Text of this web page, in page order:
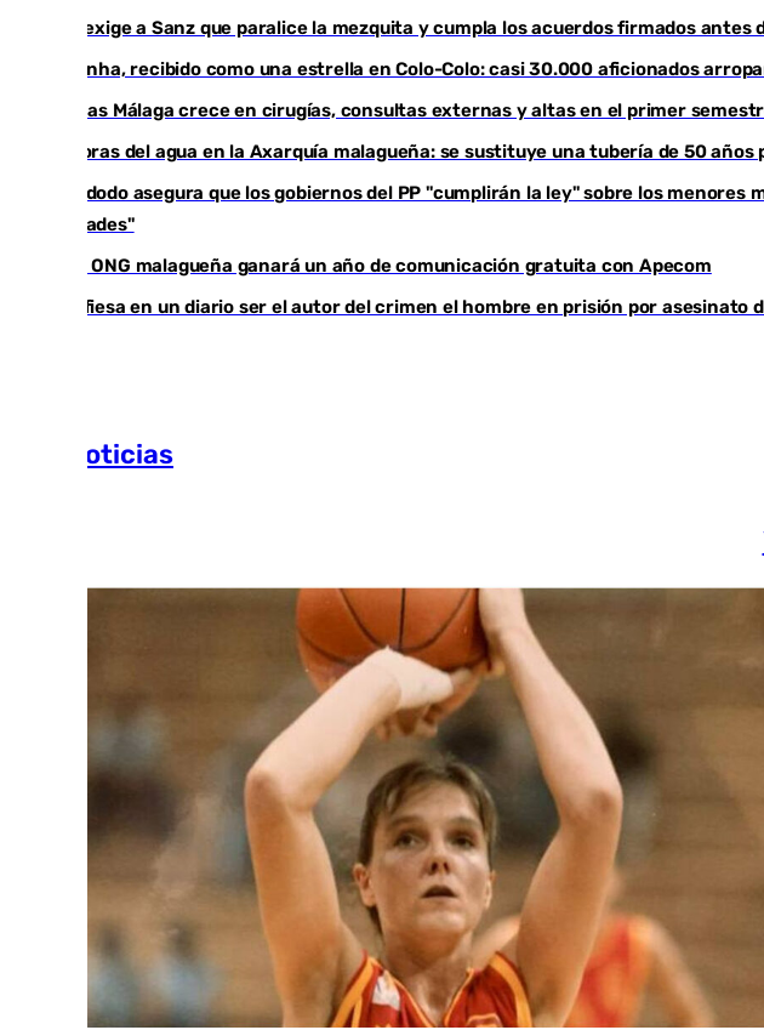
Vox exige a Sanz que paralice la mezquita y cumpla los acuerdos firmados
Vozinha, recibido como una estrella en Colo-Colo: casi 30.000 aficionados
Vithas Málaga crece en cirugías, consultas externas y altas en el primer
Mejoras del agua en la Axarquía malagueña: se sustituye una tubería de 50
Bendodo asegura que los gobiernos del PP "cumplirán la ley" sobre los
comunidades"
Una ONG malagueña ganará un año de comunicación gratuita con Apecom
Confiesa en un diario ser el autor del crimen el hombre en prisión por asesinato
Más noticias